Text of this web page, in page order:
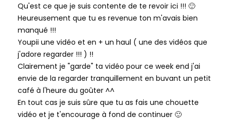
Qu'est ce que je suis contente de te revoir ici !!! 🙂
Heureusement que tu es revenue ton m'avais bien
manqué !!!
Youpii une vidéo et en + un haul ( une des vidéos que
j'adore regarder !!! ) !!
Clairement je "garde" ta vidéo pour ce week end j'ai
envie de la regarder tranquillement en buvant un petit
café à l'heure du goûter ^^
En tout cas je suis sûre que tu as fais une chouette
vidéo et je t'encourage à fond de continuer 🙂